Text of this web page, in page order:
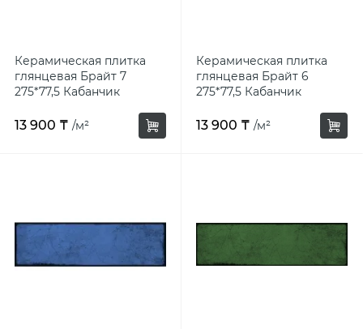
Керамическая плитка
глянцевая Брайт 7
275*77,5 Кабанчик
13 900 ₸ /м²
Керамическая плитка
глянцевая Брайт 6
275*77,5 Кабанчик
13 900 ₸ /м²